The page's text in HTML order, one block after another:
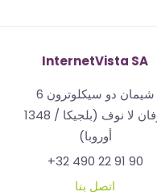
InternetVista SA
شيمان دو سيكلوترون 6
1348 لوفان لا نوف (بلجيكا /
أوروبا)
+32 490 22 91 90
اتصل بنا